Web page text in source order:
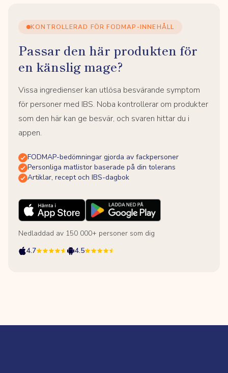
KONTROLLERAD FÖR FODMAP-INNEHÅLL
Passar den här produkten för
en känslig mage?
Vissa ingredienser kan utlösa besvärande symptom
för personer med IBS. Noba kontrollerar om produkter
som den här kan ge besvär, och svaren hittar du i
appen.
FODMAP-bedömningar gjorda av fackpersoner
Personliga matlistor baserade på din tolerans
Artiklar, recept och IBS-dagbok
Nedladdad av 150 000+ personer som dig
4.7
4.5